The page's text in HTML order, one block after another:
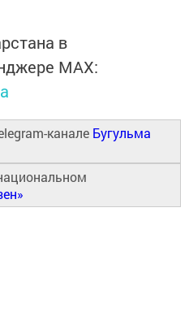
в
MАХ:
канале Бугульма